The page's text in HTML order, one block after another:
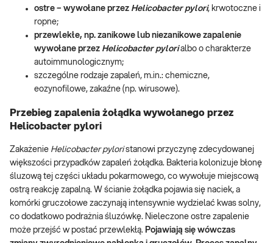
ostre – wywołane przez Helicobacter pylori, krwotoczne i
ropne;
przewlekłe, np. zanikowe lub niezanikowe zapalenie
wywołane przez Helicobacter pylori albo o charakterze
autoimmunologicznym;
szczególne rodzaje zapaleń, m.in.: chemiczne,
eozynofilowe, zakaźne (np. wirusowe).
Przebieg zapalenia żołądka wywołanego przez
Helicobacter pylori
Zakażenie Helicobacter pyloristanowi przyczynę zdecydowanej
większości przypadków zapaleń żołądka. Bakteria kolonizuje błonę
śluzową tej części układu pokarmowego, co wywołuje miejscową
ostrą reakcję zapalną. W ścianie żołądka pojawia się naciek, a
komórki gruczołowe zaczynają intensywnie wydzielać kwas solny,
co dodatkowo podrażnia śluzówkę. Nieleczone ostre zapalenie
może przejść w postać przewlekłą. Pojawiają się wówczas